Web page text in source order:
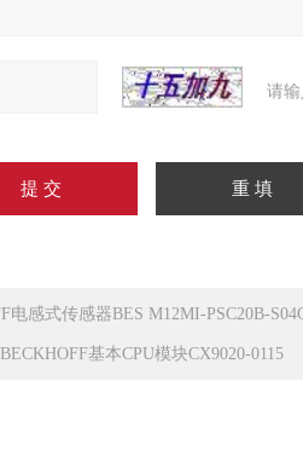
请
电感式传感器BES M12MI-PSC20B-
基本CPU模块CX9020-0115